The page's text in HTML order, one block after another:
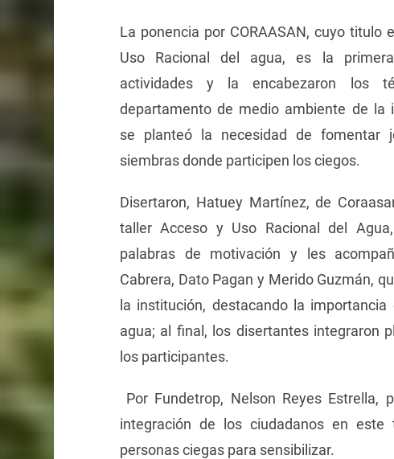
La ponencia por CORAASAN, cuyo titulo
Uso Racional del agua, es la
actividades y la encabezaron los
departamento de medio ambiente de la
se planteó la necesidad de fomentar
siembras donde participen los ciegos.
Disertaron, Hatuey Martínez, de
taller Acceso y Uso Racional del
palabras de motivación y les
Cabrera, Dato Pagan y Merido Guzmán,
la institución, destacando la
agua; al final, los disertantes integraron
los participantes.
Por Fundetrop, Nelson Reyes Estrella,
integración de los ciudadanos en
personas ciegas para sensibilizar.